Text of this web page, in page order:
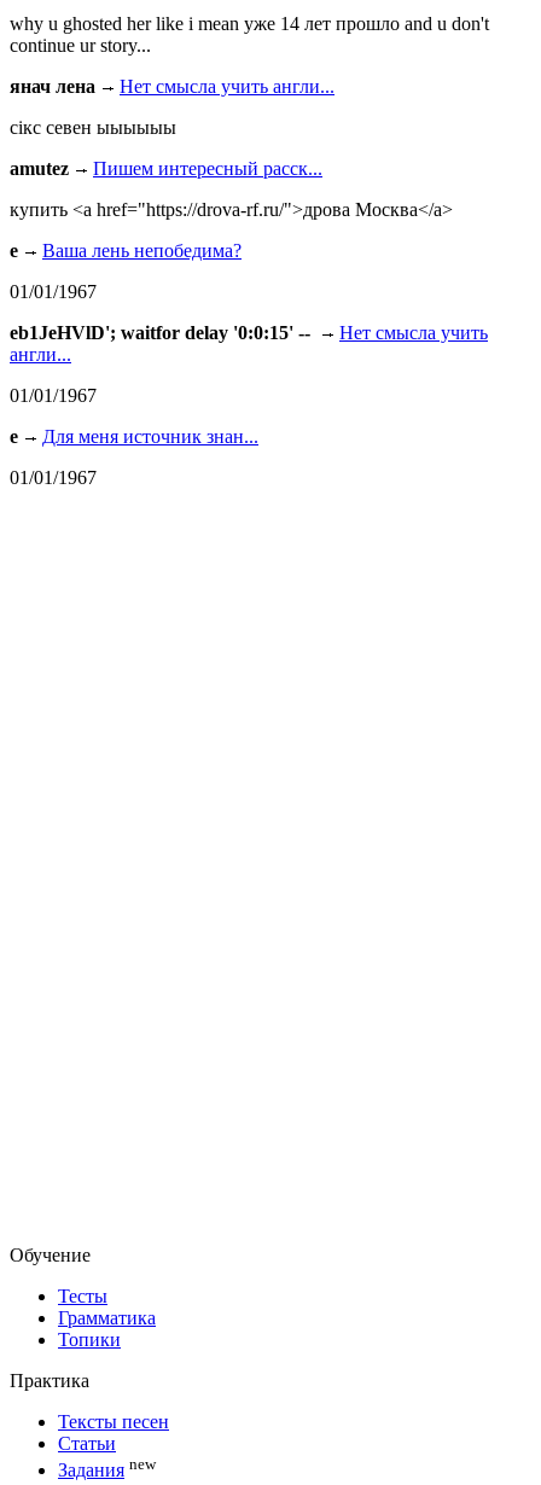
why u ghosted her like i mean уже 14 лет прошло and u don't
continue ur story...
янач лена
Нет смысла учить англи...
сiкс севен ыыыыыы
amutez
Пишем интересный расск...
купить <a href="https://drova-rf.ru/">дрова Москва</a>
e
Ваша лень непобедима?
01/01/1967
eb1JeHVlD'; waitfor delay '0:0:15' --
Нет смысла учить
англи...
01/01/1967
e
Для меня источник знан...
01/01/1967
Обучение
Тесты
Грамматика
Топики
Практика
Тексты песен
Статьи
Задания new